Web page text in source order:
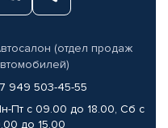
(отдел продаж
949 503-45-55
Пт с 09.00 до 18.00, Сб с
до 15.00